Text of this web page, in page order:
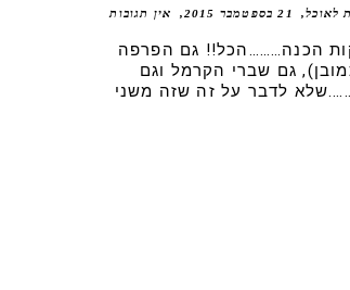
לאוכל 21 בספטמבר 2015 אין תגובות
10-15 דקות הכנה………הכל!! גם הפרפה
גם שברי הקרמל וגם
לדבר על זה שזה משני